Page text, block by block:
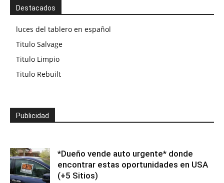
Destacados
luces del tablero en español
Titulo Salvage
Titulo Limpio
Titulo Rebuilt
Publicidad
*Dueño vende auto urgente* donde
encontrar estas oportunidades en USA
(+5 Sitios)